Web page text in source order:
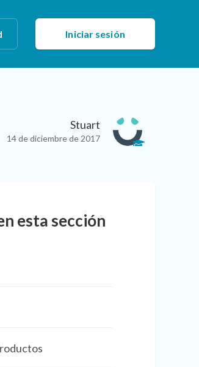
Iniciar sesión
Stuart
14 de diciembre de 2017
esta sección